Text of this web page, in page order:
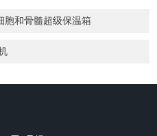
胞和骨髓超级保温箱